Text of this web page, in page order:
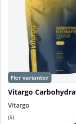
Vitargo
5